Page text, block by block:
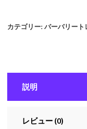
ー
パ
カテゴリー: バーバリート
説明
レビュー (0)